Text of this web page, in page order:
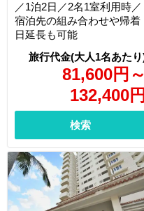
81,600円 ～
132,400円
／1泊2日／2名1室利用時／
宿泊先の組み合わせや帰着
日延長も可能
検索